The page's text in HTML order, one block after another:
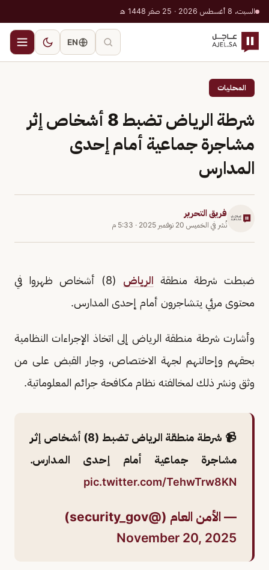
السبت، 8 أغسطس 2026 · 25 صفر 1448 هـ
EN
المحليات
شرطة الرياض تضبط 8 أشخاص إثر
مشاجرة جماعية أمام إحدى
المدارس
فريق التحرير
نُشر في الخميس 20 نوفمبر 2025 · 5:33 م
ضبطت شرطة منطقة الرياض
(8) أشخاص ظهروا في
محتوى مرئي يتشاجرون أمام إحدى المدارس.
وأشارت شرطة منطقة الرياض إلى اتخاذ الإجراءات النظامية
بحقهم وإحالتهم لجهة الاختصاص، وجار القبض على من
وثق ونشر ذلك لمخالفته نظام مكافحة جرائم المعلوماتية.
📹 شرطة منطقة الرياض تضبط (8) أشخاص إثر
مشاجرة جماعية أمام إحدى المدارس.
pic.twitter.com/TehwTrw8KN
— الأمن العام (@security_gov)
November 20, 2025